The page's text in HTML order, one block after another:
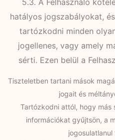
5.3. A Felhasználó
hatályos jogszabályokat,
tartózkodni minden
jogellenes, vagy amely
sérti. Ezen belül a
Tiszteletben tartani mások
jogait és
Tartózkodni attól, hogy más
információkat gyűjtsön, a
jogosulatlanul